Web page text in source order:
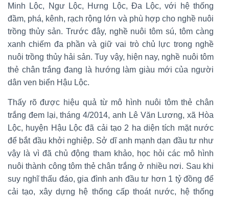
Minh Lộc, Ngư Lộc, Hưng Lộc, Đa Lộc, với hệ thống
đầm, phá, kênh, rạch rộng lớn và phù hợp cho nghề nuôi
trồng thủy sản. Trước đây, nghề nuôi tôm sú, tôm càng
xanh chiếm đa phần và giữ vai trò chủ lực trong nghề
nuôi trồng thủy hải sản. Tuy vậy, hiện nay, nghề nuôi tôm
thẻ chân trắng đang là hướng làm giàu mới của người
dân ven biển Hậu Lộc.
Thấy rõ được hiệu quả từ mô hình nuôi tôm thẻ chân
trắng đem lại, tháng 4/2014, anh Lê Văn Lương, xã Hòa
Lộc, huyện Hậu Lộc đã cải tạo 2 ha diện tích mặt nước
để bắt đầu khởi nghiệp. Sở dĩ anh mạnh dạn đầu tư như
vậy là vì đã chủ động tham khảo, học hỏi các mô hình
nuôi thành công tôm thẻ chân trắng ở nhiều nơi. Sau khi
suy nghĩ thấu đáo, gia đình anh đầu tư hơn 1 tỷ đồng để
cải tạo, xây dựng hệ thống cấp thoát nước, hệ thống